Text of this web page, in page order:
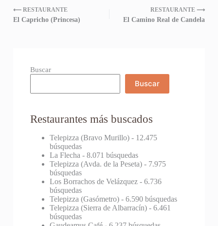
⟵ RESTAURANTE
El Capricho (Princesa)
RESTAURANTE ⟶
El Camino Real de Candela
Buscar
Buscar
Restaurantes más buscados
Telepizza (Bravo Murillo)- 12.475
búsquedas
La Flecha - 8.071 búsquedas
Telepizza (Avda. de la Peseta)- 7.975
búsquedas
Los Borrachos de Velázquez- 6.736
búsquedas
Telepizza (Gasómetro)- 6.590 búsquedas
Telepizza (Sierra de Albarracín)- 6.461
búsquedas